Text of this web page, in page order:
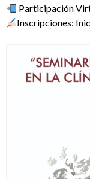
Participación
Inscripciones: